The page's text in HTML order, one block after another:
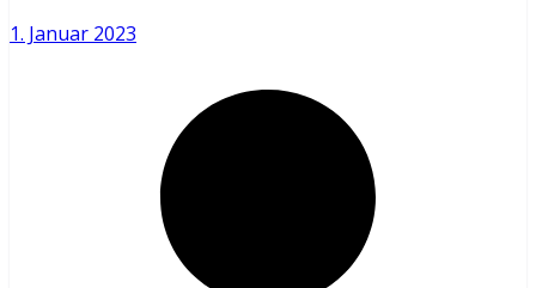
1. Januar 2023